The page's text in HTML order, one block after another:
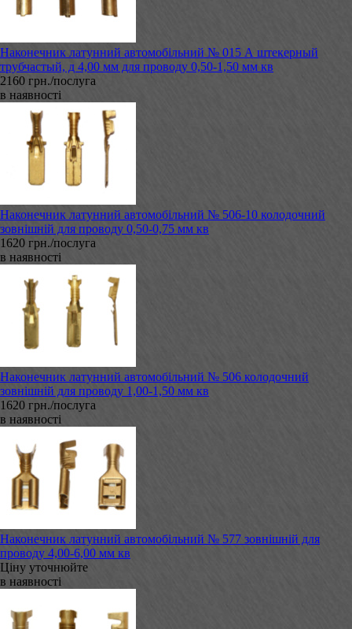
Наконечник латунний автомобільний № 015 А штекерный
трубчастый, д 4,00 мм для проводу 0,50-1,50 мм кв
2160 грн./послуга
в наявності
Наконечник латунний автомобільний № 506-10 колодочний
зовнішній для проводу 0,50-0,75 мм кв
1620 грн./послуга
в наявності
Наконечник латунний автомобільний № 506 колодочний
зовнішній для проводу 1,00-1,50 мм кв
1620 грн./послуга
в наявності
Наконечник латунний автомобільний № 577 зовнішній для
проводу 4,00-6,00 мм кв
Ціну уточнюйте
в наявності